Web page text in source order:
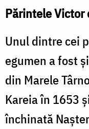
Părintele
Unul dintre cei
egumen a fost
din Marele
Kareia în 1653
închinată